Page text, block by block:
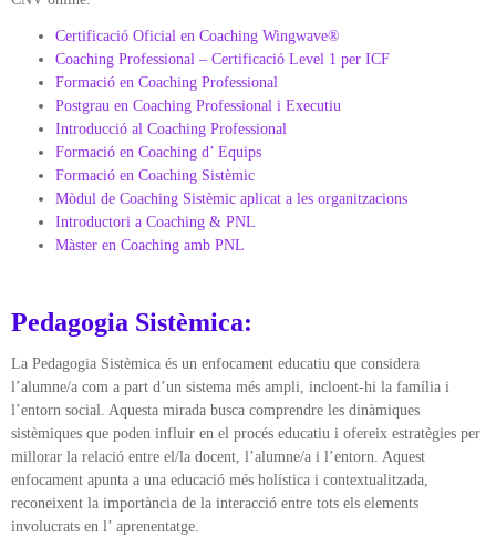
Certificació Oficial en Coaching Wingwave®
Coaching Professional – Certificació Level 1 per ICF
Formació en Coaching Professional
Postgrau en Coaching Professional i Executiu
Introducció al Coaching Professional
Formació en Coaching d’ Equips
Formació en Coaching Sistèmic
Mòdul de Coaching Sistèmic aplicat a les organitzacions
Introductori a Coaching & PNL
Màster en Coaching amb PNL
Pedagogia Sistèmica:
La Pedagogia Sistèmica és un enfocament educatiu que considera
l’alumne/a com a part d’un sistema més ampli, incloent-hi la família i
l’entorn social. Aquesta mirada busca comprendre les dinàmiques
sistèmiques que poden influir en el procés educatiu i ofereix estratègies per
millorar la relació entre el/la docent, l’alumne/a i l’entorn. Aquest
enfocament apunta a una educació més holística i contextualitzada,
reconeixent la importància de la interacció entre tots els elements
involucrats en l’ aprenentatge.